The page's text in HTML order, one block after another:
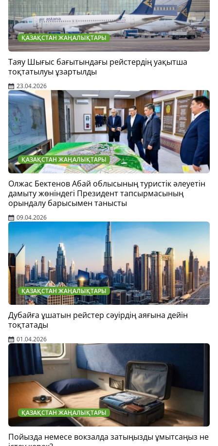
ҚАЗАҚСТАН ЖАҢАЛЫҚТАРЫ
Таяу Шығыс бағытындағы рейстердің уақытша
тоқтатылуы ұзартылды
23.04.2026
ҚАЗАҚСТАН ЖАҢАЛЫҚТАРЫ
Олжас Бектенов Абай облысының туристік әлеуетін
дамыту жөніндегі Президент тапсырмасының
орындалу барысымен танысты
09.04.2026
ҚАЗАҚСТАН ЖАҢАЛЫҚТАРЫ
Дубайға ұшатын рейстер сәуірдің аяғына дейін
тоқтатады
01.04.2026
ҚАЗАҚСТАН ЖАҢАЛЫҚТАРЫ
Пойызда немесе вокзалда затыңызды ұмытсаңыз не